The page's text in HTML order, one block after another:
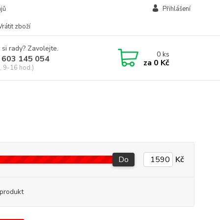
zboží
Přihlášení
rady? Zavolejte.
145 054
9-16 hod.)
0ks
za 0 Kč
Do Kč